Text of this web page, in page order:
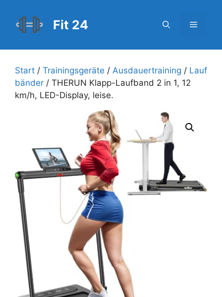
Inhalt
springen
Fit 24 Menü
Start / Trainingsgeräte / Ausdauertraining / Lauf
bänder / THERUN Klapp-Laufband 2 in 1, 12
km/h, LED-Display, leise.